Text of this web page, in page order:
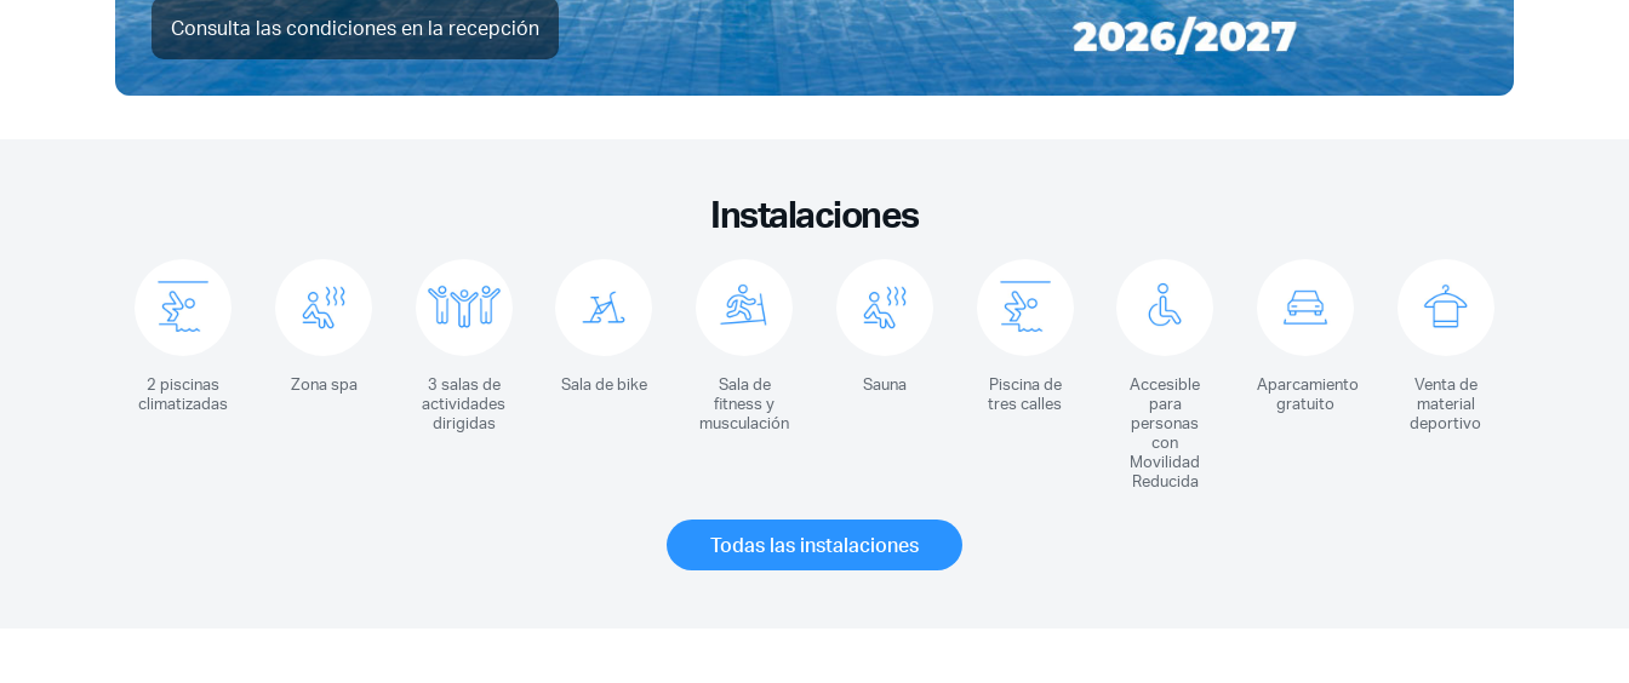
Consulta las condiciones en la recepción
Instalaciones
2 piscinas
climatizadas
Zona spa
3 salas de
actividades
dirigidas
Sala de bike
Sala de
fitness y
musculación
Sauna
Piscina de
tres calles
Accesible
para
personas
con
Movilidad
Reducida
Aparcamiento
gratuito
Venta de
material
deportivo
Todas las instalaciones